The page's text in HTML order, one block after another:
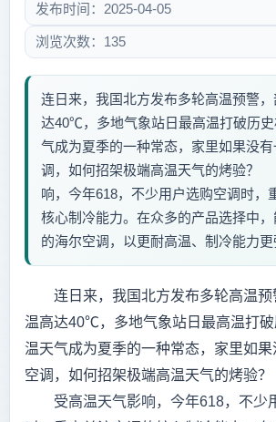
发布时间：2025-04-05
浏览次数：135
连日来，我国北方发布多轮高温预警
达40℃，多地气象站日最高温打破历
气成为夏季的一种常态，家里如果没
调，如何招架极端高温天气的烤验
响，今年618，不少用户选购空调时，
核心制冷能力。在众多的产品选择中
的海尔空调，以更耐高温、制冷能力
连日来，我国北方发布多轮高温预
温高达40℃，多地气象站日最高温打
温天气成为夏季的一种常态，家里如
空调，如何招架极端高温天气的烤验？
受高温天气影响，今年618，不少